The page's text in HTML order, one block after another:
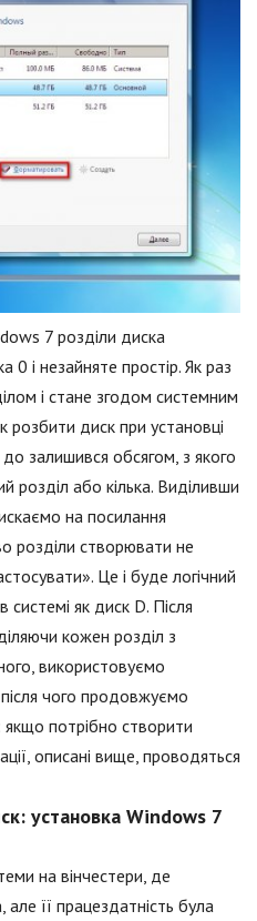
7 розділи диска
і незайняте простір. Як раз
і стане згодом системним
розбити диск при установці
залишився обсягом, з якого
розділ або кілька. Виділивши
на посилання
розділи створювати не
Це і буде логічний
системі як диск D. Після
кожен розділ з
використовуємо
чого продовжуємо
якщо потрібно створити
описані вище, проводяться
установка Windows 7
на вінчестери, де
її працездатність була